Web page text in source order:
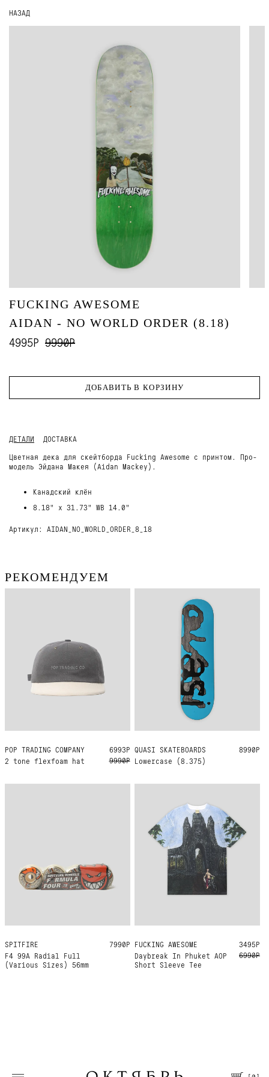
НАЗАД
FUCKING AWESOME
AIDAN - NO WORLD ORDER (8.18)
4995Р 9990Р
ДОБАВИТЬ В КОРЗИНУ
ДЕТАЛИ
ДОСТАВКА
Цветная дека для скейтборда Fucking Awesome с принтом. Про-
модель Эйдана Макея (Aidan Mackey).
Канадский клён
8.18" x 31.73" WB 14.0"
Артикул: AIDAN_NO_WORLD_ORDER_8_18
РЕКОМЕНДУЕМ
POP TRADING COMPANY
2 tone flexfoam hat
ONE SIZE
6993Р
9990Р
QUASI SKATEBOARDS
Lowercase (8.375)
8.375 8990Р
SPITFIRE
F4 99A Radial Full
(Various Sizes) 56mm
56MM 99A 7990Р FUCKING AWESOME
Daybreak In Phuket AOP
Short Sleeve Tee
L
3495Р
6990Р